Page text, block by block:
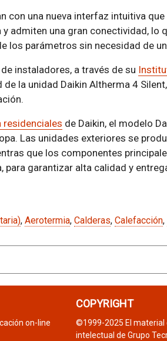
con una nueva interfaz intuitiva
admiten una gran conectividad, lo
los parámetros sin necesidad de
instaladores, a través de su
la unidad Daikin Altherma 4
residenciales de Daikin, el modelo
Las unidades exteriores se
que los componentes
para garantizar alta calidad y
, Aerotermia, Calderas, Calefacción,
on-line
COPYRIGHT
©1999-2025 El material
intelectual de Grupo